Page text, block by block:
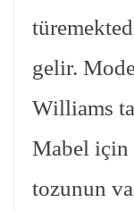
gelir.
Williams
Mabel
tozunun